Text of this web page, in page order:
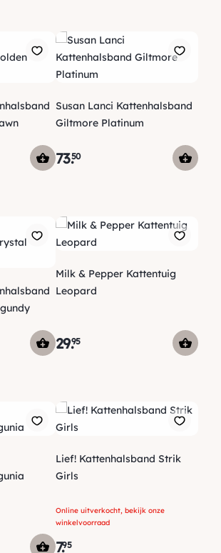
Susan Lanci Kattenhalsband
Giltmore Platinum
73.50
Milk & Pepper Kattentuig
Leopard
29.95
Lief! Kattenhalsband Strik
Girls
Online uitverkocht, bekijk onze
winkelvoorraad
7.95